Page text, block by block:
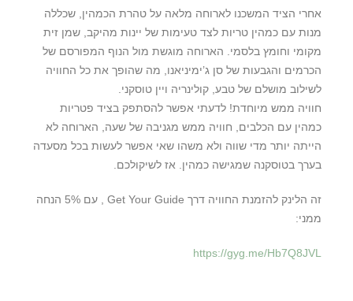
אחרי הציד המשכנו לארוחה מלאה על טהרת הכמהין, שכללה
מנות עם כמהין טריות לצד טעימות של יינות מהיקב, שמן זית
מקומי וחומץ בלסמי. הארוחה מוגשת מול הנוף המפורסם של
הכרמים והגבעות של סן ג’ימיניאנו, מה שהופך את כל החוויה
לשילוב מושלם של טבע, קולינריה ויין טוסקני.
חוויה ממש מיוחדת! לדעתי אפשר להסתפק בציד פטריות
כמהין עם הכלבים, חוויה ממש מגניבה של שעה, הארוחה לא
הייתה יותר מדי שווה ולא משהו שאי אפשר לעשות בכל מסעדה
בערך בטוסקנה שמגישה כמהין. אז לשיקולכם.
זה הלינק להזמנת החוויה דרך Get Your Guide , עם 5% הנחה
ממני:
https://gyg.me/Hb7Q8JVL